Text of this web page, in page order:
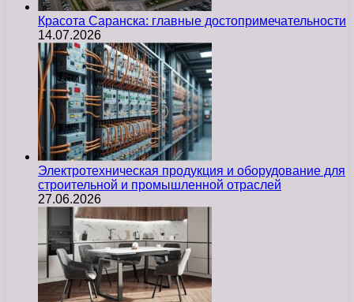
Красота Саранска: главные достопримечательности
14.07.2026
Электротехническая продукция и оборудование для
строительной и промышленной отраслей
27.06.2026